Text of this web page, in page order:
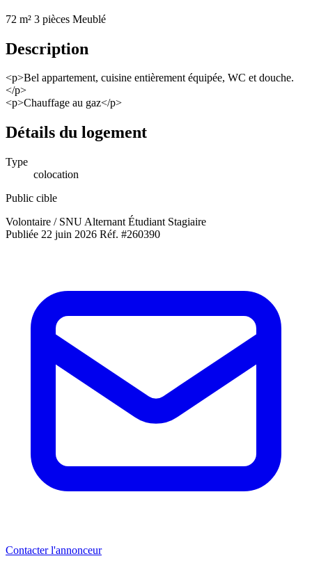
72 m² 3 pièces Meublé
Description
<p>Bel appartement, cuisine entièrement équipée, WC et douche.
</p>
<p>Chauffage au gaz</p>
Détails du logement
Type
colocation
Public cible
Volontaire / SNU Alternant Étudiant Stagiaire
Publiée 22 juin 2026 Réf. #260390
Contacter l'annonceur